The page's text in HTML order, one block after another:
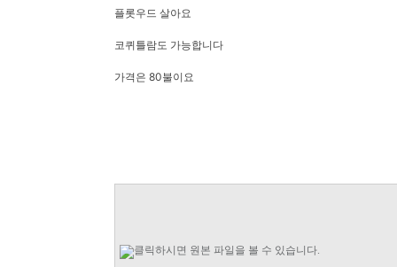
플롯우드 살아요
코퀴틀람도 가능합니다
가격은 80불이요